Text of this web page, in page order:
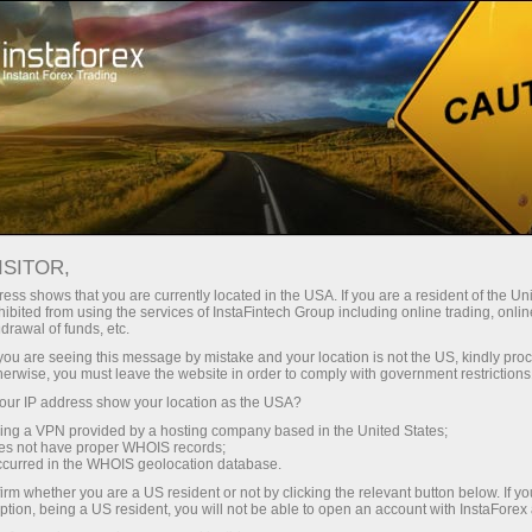
فتح الحساب الفوري منصة التداول
للمبتدئين للمستثمرين للشركاء
دبي!
في دبي. ندعو الجميع يومي 19 و 20 مايو في جناحنا رقم 27!
في سوق العملات من جميع أنحاء العالم.، تقف
التداول والمشاركة مباشرة مع كل من عملائنا وشركائنا.
shows that you are currently located in the USA. If you are a resident of the
from using the services of InstaFintech Group including online trading,
of funds, etc.
are seeing this message by mistake and your location is not the US, kindly
you must leave the website in order to comply with government
IP address show your location as the USA?
a VPN provided by a hosting company based in the United States;
not have proper WHOIS records;
in the WHOIS geolocation database.
whether you are a US resident or not by clicking the relevant button below. If
being a US resident, you will not be able to open an account with InstaForex